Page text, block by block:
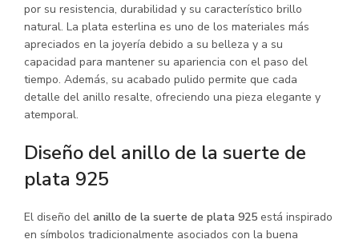
por su resistencia, durabilidad y su característico brillo
natural. La plata esterlina es uno de los materiales más
apreciados en la joyería debido a su belleza y a su
capacidad para mantener su apariencia con el paso del
tiempo. Además, su acabado pulido permite que cada
detalle del anillo resalte, ofreciendo una pieza elegante y
atemporal.
Diseño del anillo de la suerte de
plata 925
El diseño del anillo de la suerte de plata 925 está inspirado
en símbolos tradicionalmente asociados con la buena